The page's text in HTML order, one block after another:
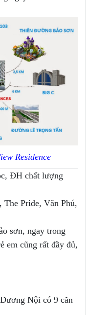
Residence
ĐH chất lượng
The Pride, Văn Phú,
sơn, ngay trong
em cũng rất đầy đủ,
Nội có 9 căn